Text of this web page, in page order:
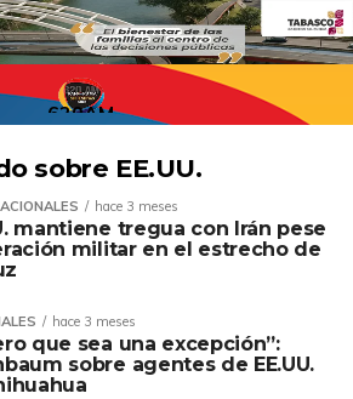
620AM
sobre EE.UU.
hace 3 meses
mantiene tregua con Irán pese
militar en el estrecho de
hace 3 meses
que sea una excepción”:
sobre agentes de EE.UU.